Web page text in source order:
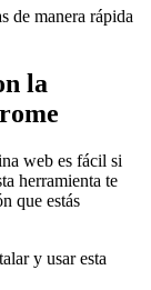
de manera rápida
la
web es fácil si
herramienta te
que estás
y usar esta